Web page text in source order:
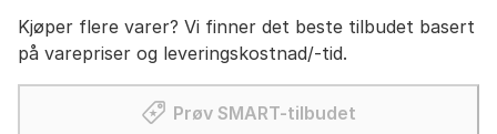
Kjøper flere varer? Vi finner det beste tilbudet basert
på varepriser og leveringskostnad/-tid.
Prøv SMART-tilbudet